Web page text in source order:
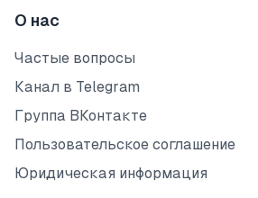
О нас
Частые вопросы
Канал в Telegram
Группа ВКонтакте
Пользовательское соглашение
Юридическая информация